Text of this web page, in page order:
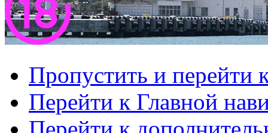
Пропустить и перейти
Перейти к Главной